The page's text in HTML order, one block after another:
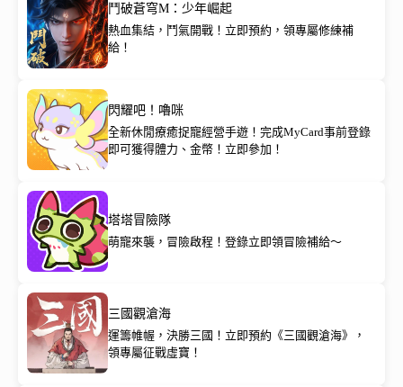
鬥破蒼穹M：少年崛起
熱血集結，鬥氣開戰！立即預約，領專屬修練補
給！
閃耀吧！嚕咪
全新休閒療癒捉寵經營手遊！完成MyCard事前登錄
即可獲得體力、金幣！立即參加！
塔塔冒險隊
萌寵來襲，冒險啟程！登錄立即領冒險補給～
三國觀滄海
運籌帷幄，決勝三國！立即預約《三國觀滄海》，
領專屬征戰虛寶！